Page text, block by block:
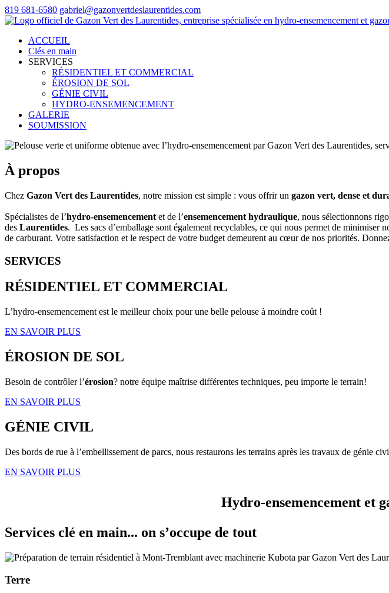
819 681-6580 gabriel@gazonvertdeslaurentides.com
ACCUEIL
Clés en main
SERVICES
RÉSIDENTIEL ET COMMERCIAL
ÉROSION DE SOL
GÉNIE CIVIL
HYDRO-ENSEMENCEMENT
GALERIE
SOUMISSION
À propos
Chez Gazon Vert des Laurentides, notre mission est simple : vous offrir un gazon vert, dense et
Spécialistes de l’hydro-ensemencement et de l’ensemencement hydraulique, nous sélectionnons
des Laurentides. Les sacs d’emballage sont également recyclables, ce qui nous permet de
de carburant. Votre satisfaction et le respect de votre budget demeurent au cœur de nos priorités.
SERVICES
RÉSIDENTIEL ET COMMERCIAL
L’hydro-ensemencement est le meilleur choix pour une belle pelouse à moindre coût !
EN SAVOIR PLUS
ÉROSION DE SOL
Besoin de contrôler l’érosion? notre équipe maîtrise différentes techniques, peu importe le terrain!
EN SAVOIR PLUS
GÉNIE CIVIL
Des bords de rue à l’embellissement de parcs, nous restaurons les terrains après les travaux de génie
EN SAVOIR PLUS
Hydro-ensemencement et
Services clé en main... on s’occupe de tout
Terre